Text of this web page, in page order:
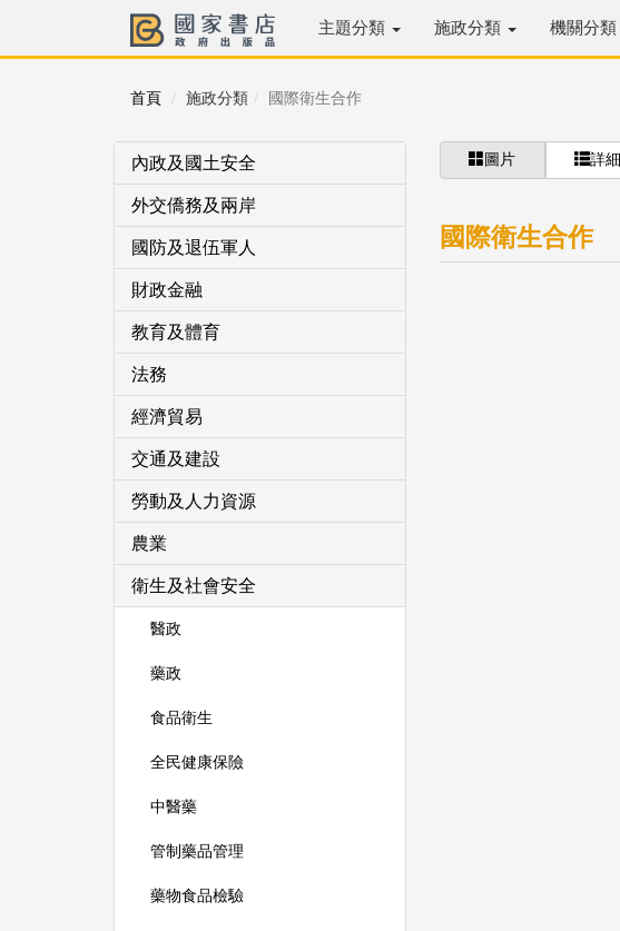
主題分類 施政分類 機關分類
首頁 施政分類 國際衛生合作
內政及國土安全
外交僑務及兩岸
國防及退伍軍人
財政金融
教育及體育
法務
經濟貿易
交通及建設
勞動及人力資源
農業
衛生及社會安全
醫政
藥政
食品衛生
全民健康保險
中醫藥
管制藥品管理
藥物食品檢驗
圖片 詳細
國際衛生合作